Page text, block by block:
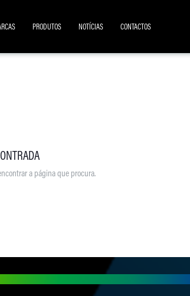
PRODUTOS NOTÍCIAS CONTACTOS
a página que procura.